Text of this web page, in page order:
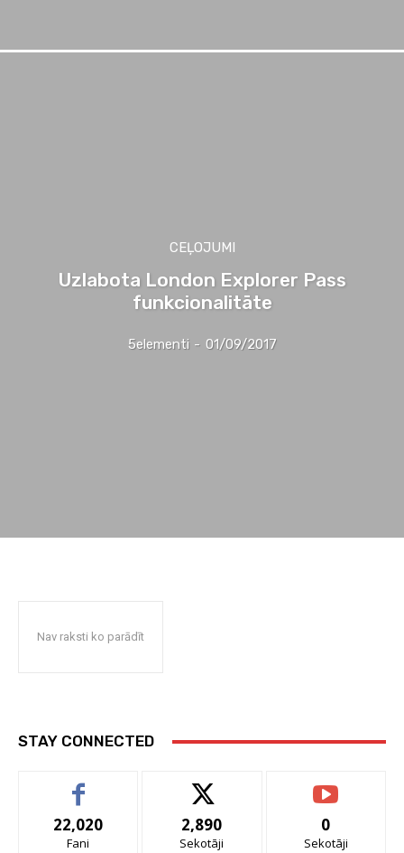
CEĻOJUMI
Uzlabota London Explorer Pass
funkcionalitāte
5elementi - 01/09/2017
Nav raksti ko parādīt
STAY CONNECTED
22,020
Fani
2,890
Sekotāji
0
Sekotāji